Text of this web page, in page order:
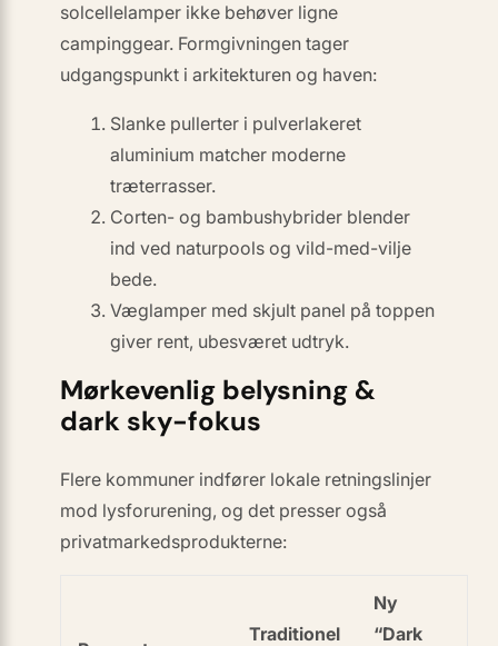
solcellelamper ikke behøver ligne
campinggear. Formgivningen tager
udgangspunkt i arkitekturen og haven:
Slanke pullerter i pulverlakeret
aluminium matcher moderne
træterrasser.
Corten- og bambus­hybrider blender
ind ved naturpools og vild-med-vilje
bede.
Væglamper med skjult panel på toppen
giver rent, ubesværet udtryk.
Mørkevenlig belysning &
dark sky-fokus
Flere kommuner indfører lokale retningslinjer
mod lysforurening, og det presser også
privatmarkedsprodukterne:
Traditionel
Ny
“Dark